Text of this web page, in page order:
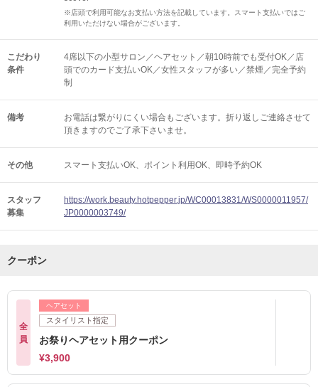
※店頭で利用可能なお支払い方法を記載しています。スマート支払いではご
利用いただけない場合がございます。
こだわり
条件
4席以下の小型サロン／ヘアセット／朝10時前でも受付OK／店
頭でのカード支払いOK／女性スタッフが多い／禁煙／完全予約
制
備考
お電話は繋がりにくい場合もございます。折り返しご連絡させて
頂きますのでご了承下さいませ。
その他 スマート支払いOK ポイント利用OK 即時予約OK
スタッフ
募集
https://work.beauty.hotpepper.jp/WC00013831/WS0000011957/
JP0000003749/
クーポン
全
員
ヘアセット
スタイリスト指定
お祭りヘアセット用クーポン
¥3,900